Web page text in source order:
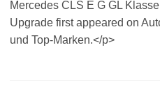
Mercedes CLS E G GL
Upgrade first appeared on
und Top-Marken.</p>